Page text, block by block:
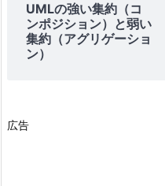
UMLの強い集約（コ
ンポジション）と弱い
集約（アグリゲーショ
ン）
広告